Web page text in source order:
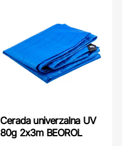
Cerada univerzalna UV
80g 2x3m BEOROL